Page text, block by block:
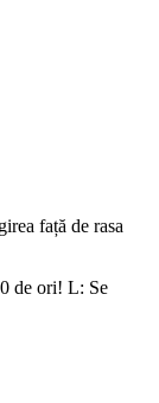
față de rasa
de ori! L: Se